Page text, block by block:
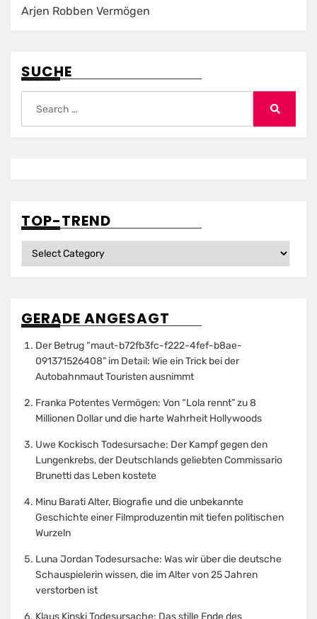
Arjen Robben Vermögen
SUCHE
TOP-TREND
Top-
GERADE ANGESAGT
Der Betrug “maut-b72fb3fc-f222-4fef-b8ae-
091371526408” im Detail: Wie ein Trick bei der
Autobahnmaut Touristen ausnimmt
Franka Potentes Vermögen: Von “Lola rennt” zu 8
Millionen Dollar und die harte Wahrheit Hollywoods
Uwe Kockisch Todesursache: Der Kampf gegen den
Lungenkrebs, der Deutschlands geliebten Commissario
Brunetti das Leben kostete
Minu Barati Alter, Biografie und die unbekannte
Geschichte einer Filmproduzentin mit tiefen politischen
Wurzeln
Luna Jordan Todesursache: Was wir über die deutsche
Schauspielerin wissen, die im Alter von 25 Jahren
verstorben ist